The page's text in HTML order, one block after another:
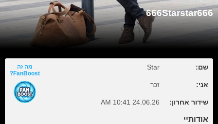
666Starstar666
שם: Star
אני: זכר
שידור אחרון: 24.06.26 10:41 AM
מה זה
FanBoost?
אודותיי